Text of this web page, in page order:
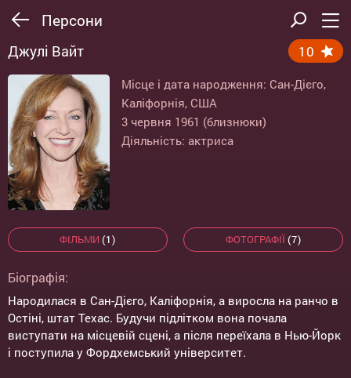
Персони
Джулі Вайт 10
Місце і дата народження: Сан-Дієго,
Каліфорнія, США
3 червня 1961 (близнюки)
Діяльність: актриса
ФІЛЬМИ (1) ФОТОГРАФІЇ(7)
Біографія:
Народилася в Сан-Дієго, Каліфорнія, а виросла на ранчо в
Остіні, штат Техас. Будучи підлітком вона почала
виступати на місцевій сцені, а після переїхала в Нью-Йорк
і поступила у Фордхемський університет.